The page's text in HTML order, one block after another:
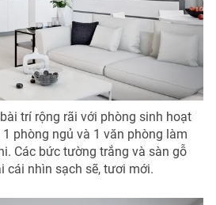
lai
trí rộng rãi với phòng sinh hoạt
phòng ngủ và 1 văn phòng làm
Các bức tường trắng và sàn gỗ
cái nhìn sạch sẽ, tươi mới.